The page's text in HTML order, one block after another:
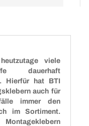
viele
dauerhaft
Hierfür hat BTI
auch für
immer den
im Sortiment.